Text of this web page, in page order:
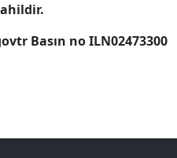
Basın no ILN02473300